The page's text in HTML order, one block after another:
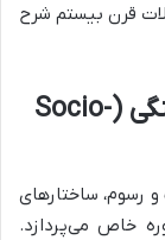
قرن بیستم شرح
رمان‌های تاریخی اجتماعی و فرهنگی (Socio-
و رسوم، ساختارهای
خاص می‌پردازد.